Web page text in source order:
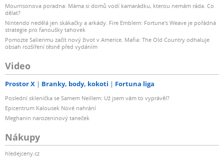
Mourrisonova poradna: Máma si domů vodí kamarádku, kterou nemám ráda. Co
dělat?
Nintendo nedělá jen skákačky a arkády. Fire Emblem: Fortune's Weave je pořádná
strategie pro fanoušky tahovek
Pomozte Salierimu začít nový život v Americe. Mafia: The Old Country odhaluje
obsah rozšíření těsně před vydáním
Video
Prostor X Branky, body, kokoti Fortuna liga
Poslední sklenička se Samem Neillem: Už jsem vám to vyprávěl?
Epicentrum Kalousek Nové nahrání
Meghanin narozeninový taneček
Nákupy
hledejceny.cz